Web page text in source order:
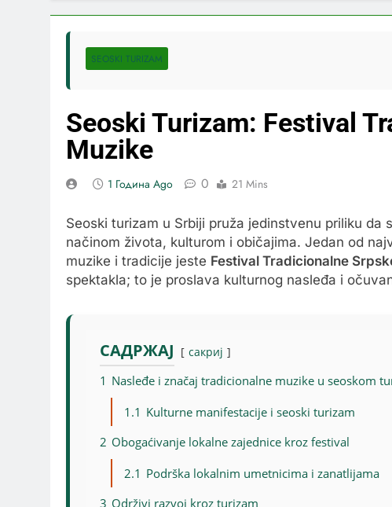
SEOSKI TURIZAM
Seoski Turizam: Festival
Muzike
1 Година Ago 0 21 Mins
Seoski turizam u Srbiji pruža jedinstvenu priliku da
načinom života, kulturom i običajima. Jedan od
muzike i tradicije jeste Festival Tradicionalne
spektakla; to je proslava kulturnog nasleđa i
САДРЖАЈ сакриј
1 Nasleđe i značaj tradicionalne muzike u seoskom
1.1 Kulturne manifestacije i seoski turizam
2 Obogaćivanje lokalne zajednice kroz festival
2.1 Podrška lokalnim umetnicima i zanatlijama
3 Održivi razvoj kroz turizam